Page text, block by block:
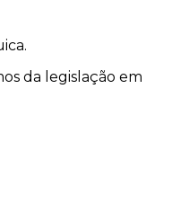
da legislação em